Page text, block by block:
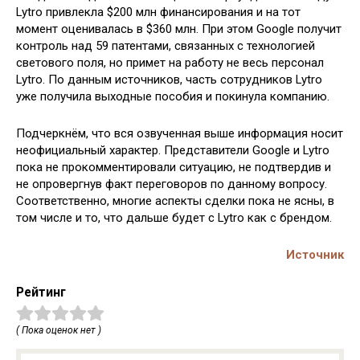
Lytro привлекла $200 млн финансирования и на тот
момент оценивалась в $360 млн. При этом Google получит
контроль над 59 патентами, связанных с технологией
светового поля, но примет на работу не весь персонал
Lytro. По данным источников, часть сотрудников Lytro
уже получила выходные пособия и покинула компанию.
Подчеркнём, что вся озвученная выше информация носит
неофициальный характер. Представители Google и Lytro
пока не прокомментировали ситуацию, не подтвердив и
не опровергнув факт переговоров по данному вопросу.
Соответственно, многие аспекты сделки пока не ясны, в
том числе и то, что дальше будет с Lytro как с брендом.
Источник
Рейтинг
( Пока оценок нет )